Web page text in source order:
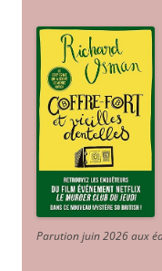
Parution juin 2026 aux